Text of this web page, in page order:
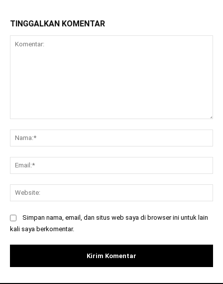
TINGGALKAN KOMENTAR
Simpan nama, email, dan situs web saya di browser ini untuk lain
kali saya berkomentar.